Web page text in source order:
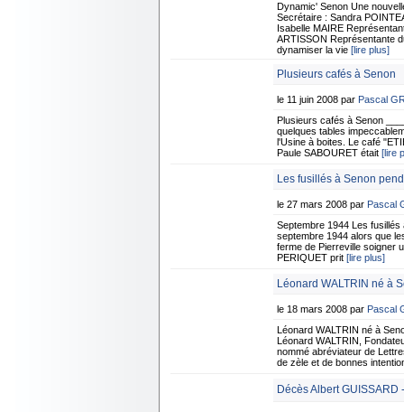
Dynamic' Senon Une
Secrétaire : Sandra
Isabelle MAIRE
ARTISSON Représentante
dynamiser la vie [lire plus]
Plusieurs cafés à Senon
le 11 juin 2008 par Pascal
Plusieurs cafés à Senon
quelques tables
l'Usine à boites. Le café
Paule SABOURET était [lire
Les fusillés à Senon
le 27 mars 2008 par Pascal
Septembre 1944 Les
septembre 1944 alors que
ferme de Pierreville soigner
PERIQUET prit [lire plus]
Léonard WALTRIN né à
le 18 mars 2008 par Pascal
Léonard WALTRIN né à
Léonard WALTRIN,
nommé abréviateur de
de zèle et de bonnes
Décès Albert GUISSARD